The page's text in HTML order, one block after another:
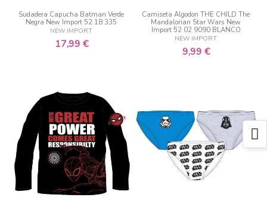
Sudadera Capucha Batman Verde
Negra New Import 52 18 335
NEW IMPORT
17,99 €
Camiseta Algodon THE CHILD The
Mandalorian Star Wars New
Import 52 02 9090 BLANCO
NEW IMPORT
9,99 €